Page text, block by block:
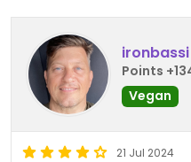
ironbassi
Points
Vegan
21 Jul 2024